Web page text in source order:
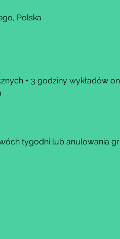
Polska
+ 3 godziny wykładów
tygodni lub anulowania